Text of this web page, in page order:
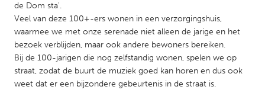
NETHERLANDS
Leiden
Rotterdam
Utrecht
de Dom sta'.
Veel van deze 100+-ers wonen in een verzorgingshuis,
waarmee we met onze serenade niet alleen de jarige en het
bezoek verblijden, maar ook andere bewoners bereiken.
Bij de 100-jarigen die nog zelfstandig wonen, spelen we op
straat, zodat de buurt de muziek goed kan horen en dus ook
weet dat er een bijzondere gebeurtenis in de straat is.